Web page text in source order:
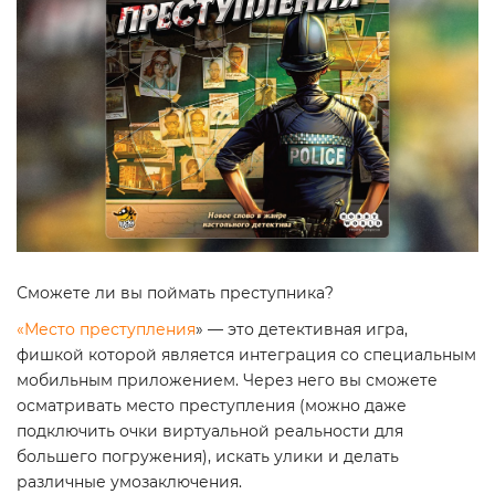
Сможете ли вы поймать преступника?
«Место преступления» — это детективная игра,
фишкой которой является интеграция со специальным
мобильным приложением. Через него вы сможете
осматривать место преступления (можно даже
подключить очки виртуальной реальности для
большего погружения), искать улики и делать
различные умозаключения.